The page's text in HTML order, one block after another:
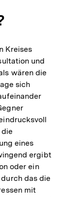
Kreises
und
wären die
sich
eines
ergibt
oder ein
das die
mit